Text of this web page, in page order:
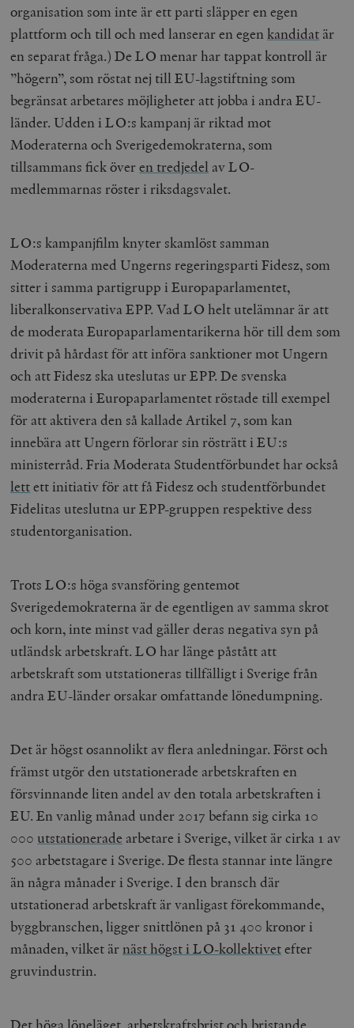
organisation som inte är ett parti släpper en egen
plattform och till och med lanserar en egenkandidat är
en separat fråga.) De LO menar har tappat kontroll är
”högern”, som röstat nej till EU-lagstiftning som
begränsat arbetares möjligheter att jobba i andra EU-
länder. Udden i LO:s kampanj är riktad mot
Moderaterna och Sverigedemokraterna, som
tillsammans fick överen tredjedel av LO-
medlemmarnas röster i riksdagsvalet.
LO:s kampanjfilm knyter skamlöst samman
Moderaterna med Ungerns regeringsparti Fidesz, som
sitter i samma partigrupp i Europaparlamentet,
liberalkonservativa EPP. Vad LO helt utelämnar är att
de moderata Europaparlamentarikerna hör till dem som
drivit på hårdast för att införa sanktioner mot Ungern
och att Fidesz ska uteslutas ur EPP. De svenska
moderaterna i Europaparlamentet röstade till exempel
för att aktivera den så kallade Artikel 7, som kan
innebära att Ungern förlorar sin rösträtt i EU:s
ministerråd. Fria Moderata Studentförbundet har också
lettett initiativ för att få Fidesz och studentförbundet
Fidelitas uteslutna ur EPP-gruppen respektive dess
studentorganisation.
Trots LO:s höga svansföring gentemot
Sverigedemokraterna är de egentligen av samma skrot
och korn, inte minst vad gäller deras negativa syn på
utländsk arbetskraft. LO har länge påstått att
arbetskraft som utstationeras tillfälligt i Sverige från
andra EU-länder orsakar omfattande lönedumpning.
Det är högst osannolikt av flera anledningar. Först och
främst utgör den utstationerade arbetskraften en
försvinnande liten andel av den totala arbetskraften i
EU. En vanlig månad under 2017 befann sig cirka 10
000 utstationerade arbetare i Sverige, vilket är cirka 1 av
500 arbetstagare i Sverige. De flesta stannar inte längre
än några månader i Sverige. I den bransch där
utstationerad arbetskraft är vanligast förekommande,
byggbranschen, ligger snittlönen på 31 400 kronor i
månaden, vilket ärnäst högst i LO-kollektivetefter
gruvindustrin.